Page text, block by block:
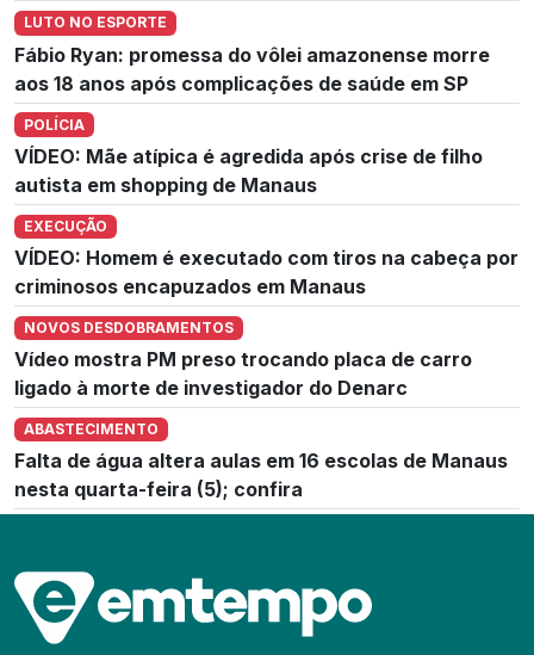
LUTO NO ESPORTE
Fábio Ryan: promessa do vôlei amazonense morre
aos 18 anos após complicações de saúde em SP
POLÍCIA
VÍDEO: Mãe atípica é agredida após crise de filho
autista em shopping de Manaus
EXECUÇÃO
VÍDEO: Homem é executado com tiros na cabeça por
criminosos encapuzados em Manaus
NOVOS DESDOBRAMENTOS
Vídeo mostra PM preso trocando placa de carro
ligado à morte de investigador do Denarc
ABASTECIMENTO
Falta de água altera aulas em 16 escolas de Manaus
nesta quarta-feira (5); confira